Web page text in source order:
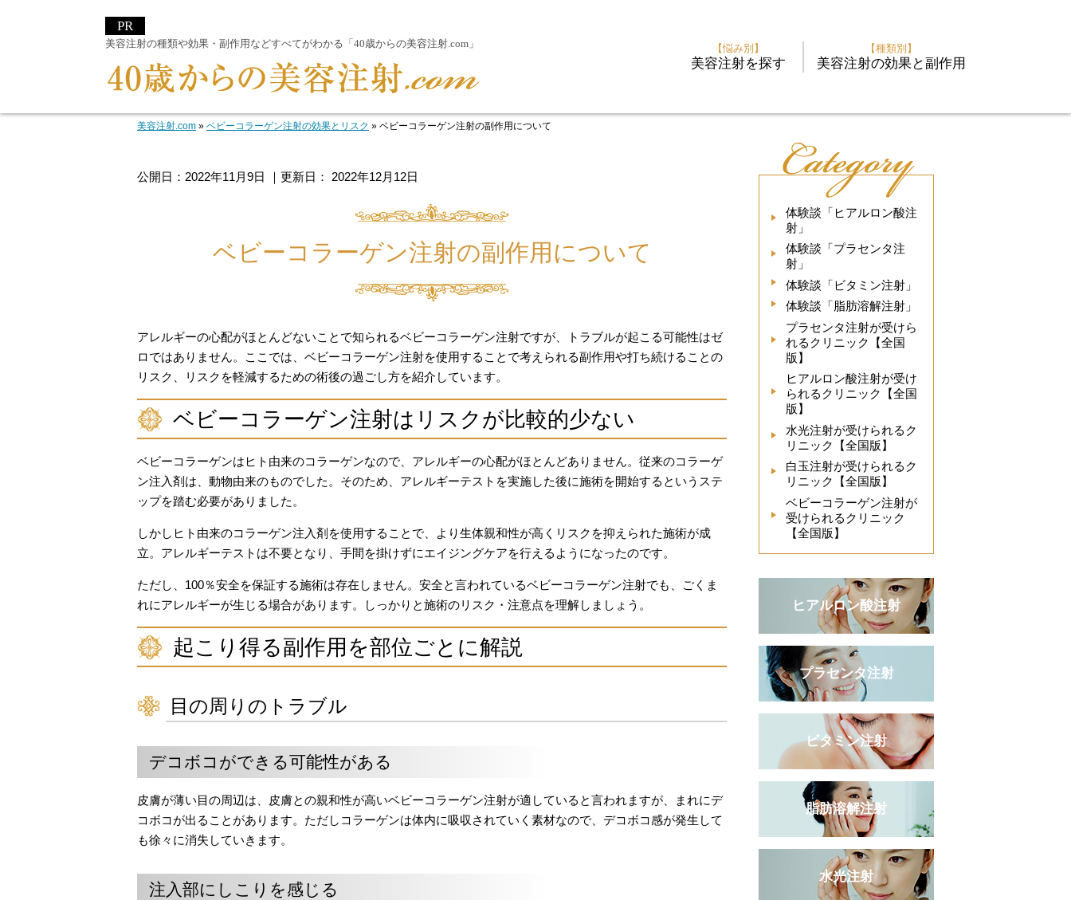
美容注射の種類や効果・副作用などすべてがわかる「40歳からの美容注射.com」 【悩み別】
美容注射を探す
【種類別】
美容注射の効果と副作用
美容注射.com » ベビーコラーゲン注射の効果とリスク » ベビーコラーゲン注射の副作用について
公開日： 2022年11月9日 ｜更新日： 2022年12月12日
ベビーコラーゲン注射の副作用について
アレルギーの心配がほとんどないことで知られるベビーコラーゲン注射ですが、トラブルが起こる可能性はゼ
ロではありません。ここでは、ベビーコラーゲン注射を使用することで考えられる副作用や打ち続けることの
リスク、リスクを軽減するための術後の過ごし方を紹介しています。
ベビーコラーゲン注射はリスクが比較的少ない
ベビーコラーゲンはヒト由来のコラーゲンなので、アレルギーの心配がほとんどありません。従来のコラーゲ
ン注入剤は、動物由来のものでした。そのため、アレルギーテストを実施した後に施術を開始するというステ
ップを踏む必要がありました。
しかしヒト由来のコラーゲン注入剤を使用することで、より生体親和性が高くリスクを抑えられた施術が成
立。アレルギーテストは不要となり、手間を掛けずにエイジングケアを行えるようになったのです。
ただし、100％安全を保証する施術は存在しません。安全と言われているベビーコラーゲン注射でも、ごくま
れにアレルギーが生じる場合があります。しっかりと施術のリスク・注意点を理解しましょう。
起こり得る副作用を部位ごとに解説
目の周りのトラブル
デコボコができる可能性がある
皮膚が薄い目の周辺は、皮膚との親和性が高いベビーコラーゲン注射が適していると言われますが、まれにデ
コボコが出ることがあります。ただしコラーゲンは体内に吸収されていく素材なので、デコボコ感が発生して
も徐々に消失していきます。
注入部にしこりを感じる
体験談「ヒアルロン酸注
射」
体験談「プラセンタ注
射」
体験談「ビタミン注射」
体験談「脂肪溶解注射」
プラセンタ注射が受けら
れるクリニック【全国
版】
ヒアルロン酸注射が受け
られるクリニック【全国
版】
水光注射が受けられるク
リニック【全国版】
白玉注射が受けられるク
リニック【全国版】
ベビーコラーゲン注射が
受けられるクリニック
【全国版】
ヒアルロン酸注射
プラセンタ注射
ビタミン注射
脂肪溶解注射
水光注射